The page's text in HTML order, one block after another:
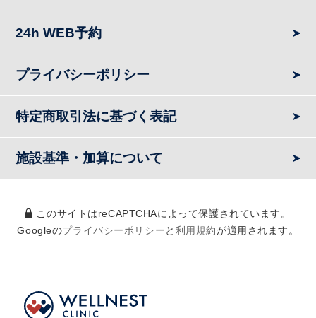
このサイトはreCAPTCHAによって保護されています。
Googleのプライバシーポリシーと 利用規約が適用されます。
24h WEB予約
プライバシーポリシー
特定商取引法に基づく表記
施設基準・加算について